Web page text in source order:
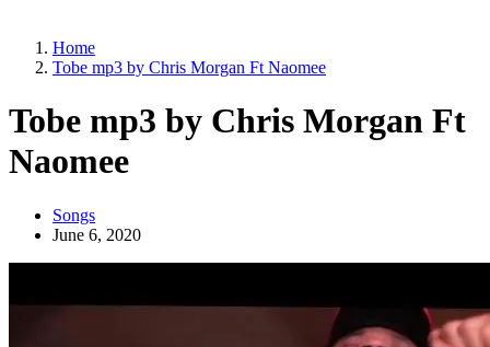
Home
Tobe mp3 by Chris Morgan Ft Naomee
Tobe mp3 by Chris Morgan Ft
Naomee
Songs
June 6, 2020